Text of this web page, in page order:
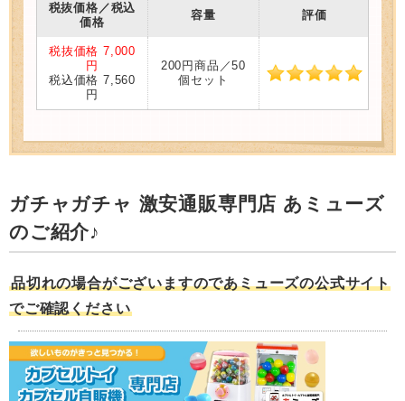
税抜価格／税込
価格
容量 評価
税抜価格 7,000
円
税込価格 7,560
円
200円商品／50
個セット
ガチャガチャ 激安通販専門店 あミューズ
のご紹介♪
品切れの場合がございますのであミューズの公式サイト
でご確認ください